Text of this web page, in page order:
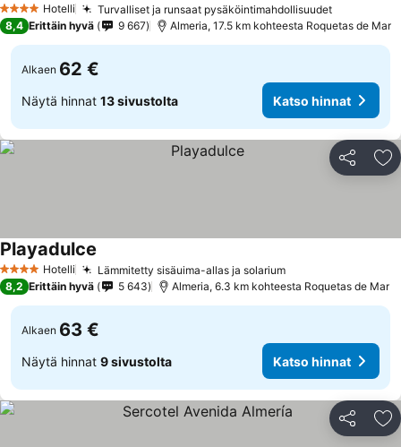
4 Tähtiluokitus
Hotelli Turvalliset ja runsaat pysäköintimahdollisuudet
8,4 Erittäin hyvä 9 667 Almeria, 17.5 km kohteesta Roquetas de Mar
Alkaen 62 €
Näytä hinnat 13 sivustolta Katso hinnat
Jaa
4 Tähtiluokitus
Hotelli Lämmitetty sisäuima-allas ja solarium
Playadulce
8,2 Erittäin hyvä 5 643 Almeria, 6.3 km kohteesta Roquetas de Mar
Alkaen 63 €
Näytä hinnat 9 sivustolta Katso hinnat
Jaa